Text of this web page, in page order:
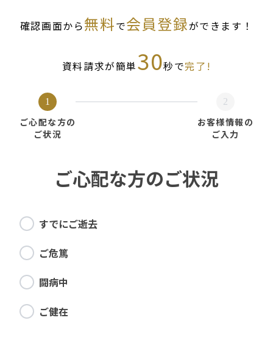
確認画面から無料で会員登録ができます！
資料請求が簡単30秒で完了!
1
ご心配な方の
ご状況
2
お客様情報の
ご入力
ご心配な方のご状況
すでにご逝去
ご危篤
闘病中
ご健在